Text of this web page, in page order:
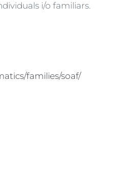
i/o familiars.
families/soaf/